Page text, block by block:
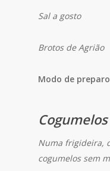
Sal a gosto
Brotos de Agrião
Modo de preparo
Numa frigideira,
cogumelos sem